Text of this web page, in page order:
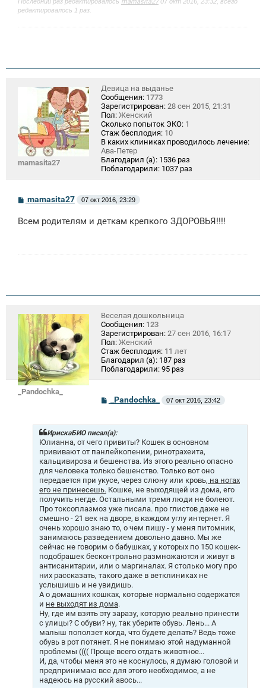
mamasita27
редактировалось 1 раз.
mamasita27
Девица на выданье
Сообщения: 1773
Зарегистрирован: 28 сен 2015, 21:31
Пол: Женский
Сколько попыток ЭКО: 1
Стаж бесплодия: 10
В каких клиниках проводилось лечение:
Ава-Петер
Благодарил (а): 1536 раз
Поблагодарили: 1037 раз
С
б
mamasita27 07 окт 2016, 23:29
Всем родителям и деткам крепкого ЗДОРОВЬЯ!!!!
_Pandochka_
Веселая дошкольница
Сообщения: 123
Зарегистрирован: 27 сен 2016, 16:17
Пол: Женский
Стаж бесплодия: 11 лет
Благодарил (а): 187 раз
Поблагодарили: 95 раз
б
щ
е
н
и
е
_Pandochka_ 07 окт 2016, 23:42
ИрискаБИО писал(а):
Юлианна, от чего привиты? Кошек в основном
прививают от панлейкопении, ринотрахеита,
кальцивироза и бешенства. Из этого реально опасно
для человека только бешенство. Только вот оно
передается при укусе, через слюну или кровь, на ногах
его не принесешь. Кошке, не выходящей из дома, его
получить негде. Остальными тремя люди не болеют.
Про токсоплазмоз уже писала. про глистов даже не
смешно - 21 век на дворе, в каждом углу интернет. Я
очень хорошо знаю то, о чем пишу - у меня питомник,
занимаюсь разведением довольно давно. Мы же
сейчас не говорим о бабушках, у которых по 150 кошек-
подобрашек бесконтрольно размножаются и живут в
антисанитарии, или о маргиналах. Я столько могу про
них рассказать, такого даже в ветклиниках не
услышишь и не увидишь.
А о домашних кошках, которые нормально содержатся
и не выходят из дома.
Ну, где им взять эту заразу, которую реально принести
с улицы? С обуви? ну, так уберите обувь. Лень... А
малыш поползет когда, что будете делать? Ведь тоже
обувь в рот потянет. Я не понимаю этой надуманной
проблемы (((( Проще всего отдать животное...
И, да, чтобы меня это не коснулось, я думаю головой и
предпринимаю все для этого необходимое, а не
надеюсь на русский авось...